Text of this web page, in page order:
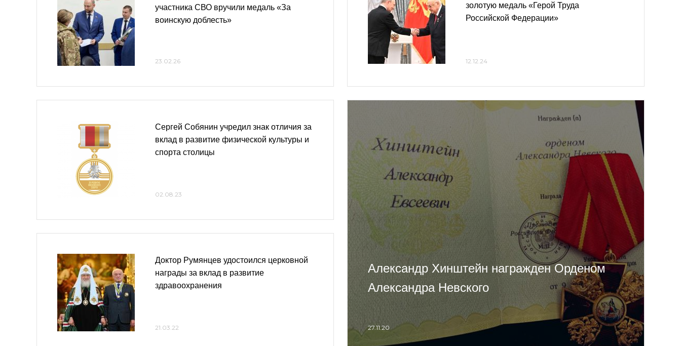
участника СВО вручили медаль «За
воинскую доблесть»
23.02.26
золотую медаль «Герой Труда
Российской Федерации»
12.12.24
Сергей Собянин учредил знак отличия за
вклад в развитие физической культуры и
спорта столицы
02.08.23
Доктор Румянцев удостоился церковной
награды за вклад в развитие
здравоохранения
21.03.22
Александр Хинштейн награжден Орденом
Александра Невского
27.11.20